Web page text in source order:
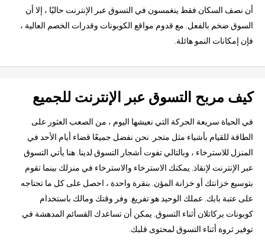
أن نصف السكان فقط ينغمسون في التسوق عبر الإنترنت حاليًا ، إلا أن
السوق ضخم بالفعل. مع قدوم مواقع الكوبونات وقدرات الخصم العالية ،
فإن إمكانات النمو هائلة.
كيف مربح التسوق عبر الإنترنت للجميع
في الحياة سريعة الحركة التي نعيشها اليوم ، من الصعب العثور على
الطاقة للقيام بأشياء مثل متجر. نحن نفضل جميعًا قضاء أيام الأحد في
المنزل للاسترخاء ، وبالتالي تفوت أشجار التسوق لدينا. هنا يأتي التسوق
عبر الإنترنت لإنقاذ. يمكنك الاسترخاء والاسترخاء في منزلك بينما تقوم
بتوسيع خزانتك أو خزانة المؤن. بنقرة واحدة ، احصل على كل ما تحتاجه
على عتبة بابك. عملك الوحيد هو تفريغ. وفر وقتك ومالك باستخدام
كوبونات بركاتلان أثناء التسوق. يمكن أن تساعدك القسائم المدهشة في
توفير ثروة أثناء التسوق لمحتوى قلبك.